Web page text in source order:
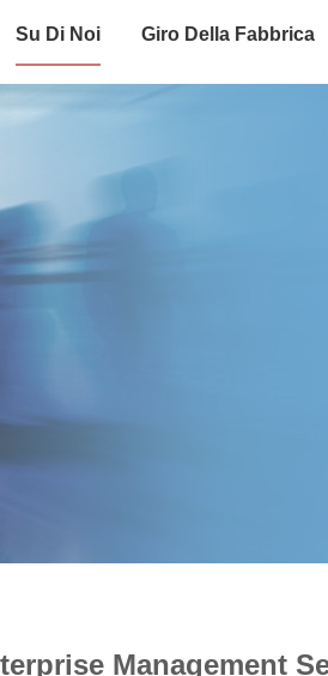
Su Di Noi Giro Della Fabbrica
Management